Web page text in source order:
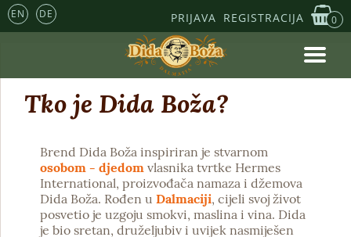
EN DE PRIJAVA REGISTRACIJA 0
Tko je Dida Boža?
Brend Dida Boža inspiriran je stvarnom
osobom - djedom vlasnika tvrtke Hermes
International, proizvođača namaza i džemova
Dida Boža. Rođen u Dalmaciji, cijeli svoj život
posvetio je uzgoju smokvi, maslina i vina. Dida
je bio sretan, druželjubiv i uvijek nasmiješen